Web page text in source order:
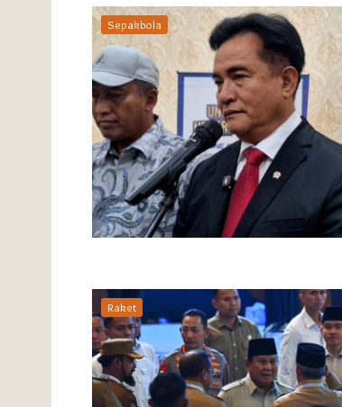
Sepakbola
Raket